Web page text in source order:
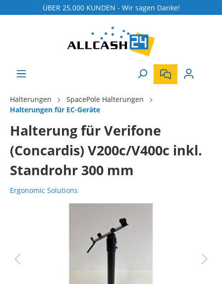
ÜBER 25.000 KUNDEN - Wir sagen Danke!
Halterungen
SpacePole Halterungen
Halterungen für EC-Geräte
Halterung für Verifone
(Concardis) V200c/V400c inkl.
Standrohr 300 mm
Ergonomic Solutions